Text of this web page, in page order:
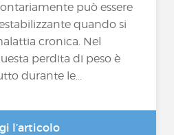
può essere
quando si
cronica. Nel
perdita di peso è
durante le...
l’articolo